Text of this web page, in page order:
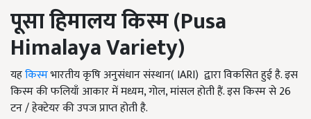
पूसा हिमालय किस्म (Pusa
Himalaya Variety)
यहकिस्मभारतीय कृषि अनुसंधान संस्थान( IARI) द्वारा विकसित हुई है. इस
किस्म की फलियाँ आकार में मध्यम, गोल, मांसल होती हैं. इस किस्म से 26
टन / हेक्टेयर की उपज प्राप्त होती है.